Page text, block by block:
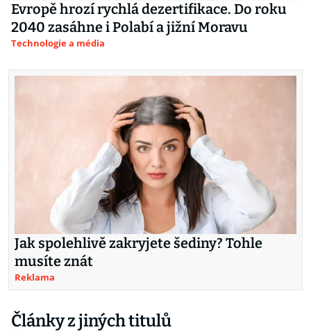
Evropě hrozí rychlá dezertifikace. Do roku
2040 zasáhne i Polabí a jižní Moravu
Technologie a média
Jak spolehlivě zakryjete šediny? Tohle
musíte znát
Reklama
Články z jiných titulů